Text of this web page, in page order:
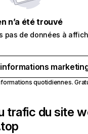
n’a été trouvé
pas de données à
quotidiennes.
trafic du site